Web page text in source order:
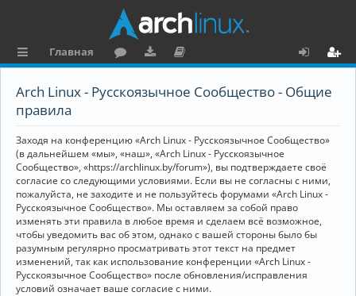
ы
к
и
Главная
ру
ру
и
ку
е
н
та
ц
и
я
о
Arch Linux - Русскоязычное Сообщество - Общие
правила
Заходя на конференцию «Arch Linux - Русскоязычное Сообщество»
(в дальнейшем «мы», «наш», «Arch Linux - Русскоязычное
Сообщество», «https://archlinux.by/forum»), вы подтверждаете своё
согласие со следующими условиями. Если вы не согласны с ними,
пожалуйста, не заходите и не пользуйтесь форумами «Arch Linux -
Русскоязычное Сообщество». Мы оставляем за собой право
изменять эти правила в любое время и сделаем всё возможное,
чтобы уведомить вас об этом, однако с вашей стороны было бы
разумным регулярно просматривать этот текст на предмет
изменений, так как использование конференции «Arch Linux -
Русскоязычное Сообщество» после обновления/исправления
условий означает ваше согласие с ними.